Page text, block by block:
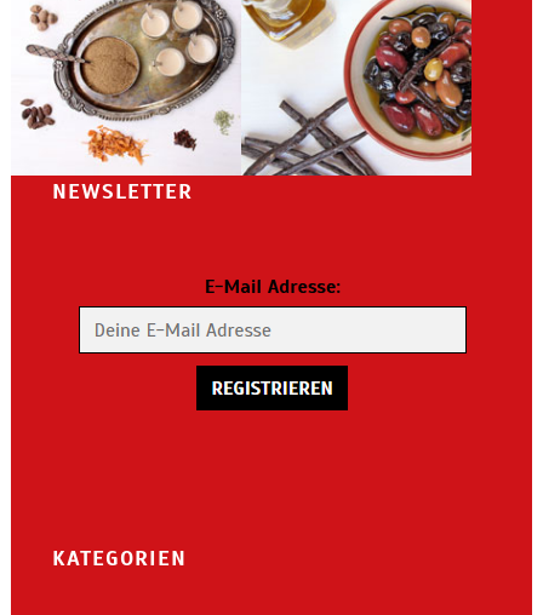
NEWSLETTER
KATEGORIEN